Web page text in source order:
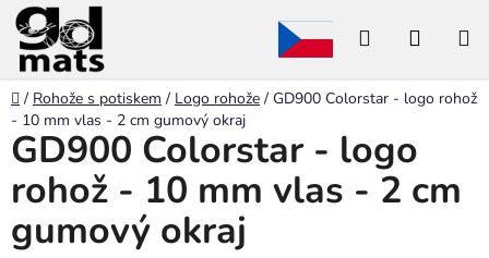
Přejít
na
obsah
Hledat
Domů
/ Rohože s potiskem / Logo rohože / GD900 Colorstar - logo rohož
- 10 mm vlas - 2 cm gumový okraj
GD900 Colorstar - logo
rohož - 10 mm vlas - 2 cm
gumový okraj